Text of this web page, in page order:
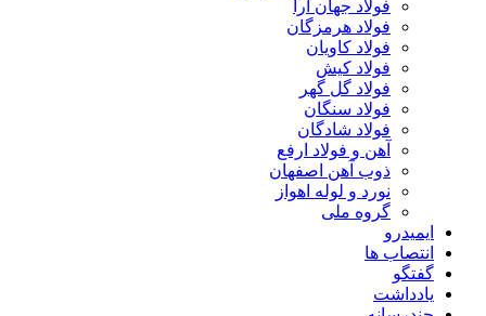
فولاد جهان آرا
فولاد هرمزگان
فولاد کاویان
فولاد کیش
فولاد گل گهر
فولاد سنگان
فولاد شادگان
آهن و فولاد ارفع
ذوب آهن اصفهان
نورد و لوله اهواز
گروه ملی
ایمیدرو
انتصاب ها
گفتگو
یادداشت